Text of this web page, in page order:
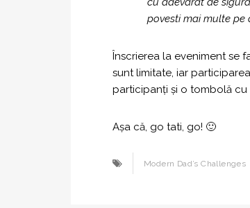
povesti mai multe pe
Înscrierea la eveniment se
sunt limitate, iar
participanți și o tombolă cu
Așa că, go tati, go! 🙂
Modern Dad’s Challenges